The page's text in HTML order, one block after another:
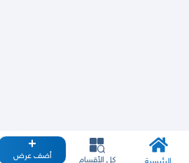
كل الأقسام أضف عرض